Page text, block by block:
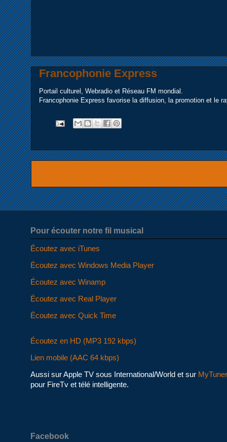
Francophonie Express
Portail culturel, Webradio et Réseau FM mondial.
Francophonie Express favorise la diffusion, la promotion et le
Pour écouter notre fil musical
Écoutez avec iTunes
Écoutez avec Windows Media Player
Écoutez avec Winamp
Écoutez avec Real Player
Écoutez avec Quick Time
Écoutez en HD (MP3 192 kbps)
Lien mobile (AAC 64 kbps)
Aussi sur Apple TV sous International/World et sur MyTuner
pour FireTv et télé intelligente.
Facebook